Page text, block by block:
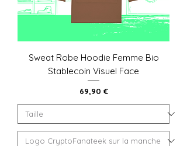
Sweat Robe Hoodie Femme Bio
Stablecoin Visuel Face
Prix
69,90 €